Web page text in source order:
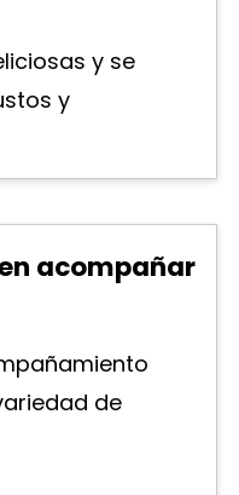
y se
y
acompañar
de